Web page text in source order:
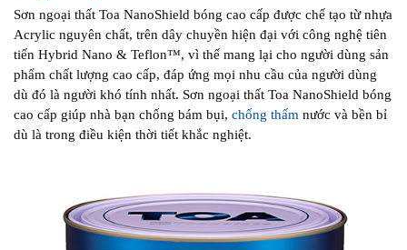
Sơn ngoại thất Toa NanoShield bóng cao cấp được chế tạo từ nhựa
Acrylic nguyên chất, trên dây chuyền hiện đại với công nghệ tiên
tiến Hybrid Nano & Teflon™, vì thế mang lại cho người dùng sản
phẩm chất lượng cao cấp, đáp ứng mọi nhu cầu của người dùng
dù đó là người khó tính nhất. Sơn ngoại thất Toa NanoShield bóng
cao cấp giúp nhà bạn chống bám bụi, chống thấm nước và bền bỉ
dù là trong điều kiện thời tiết khắc nghiệt.